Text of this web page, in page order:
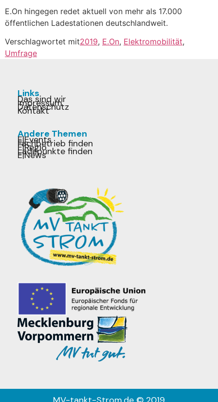
E.On hingegen redet aktuell von mehr als 17.000
öffentlichen Ladestationen deutschlandweit.
Verschlagwortet mit2019, E.On, Elektromobilität,
Umfrage
Links
Das sind wir
Impressum
Datenschutz
Kontakt
Andere Themen
E|Events
Fachbetrieb finden
E|Regio
Ladepunkte finden
E|News